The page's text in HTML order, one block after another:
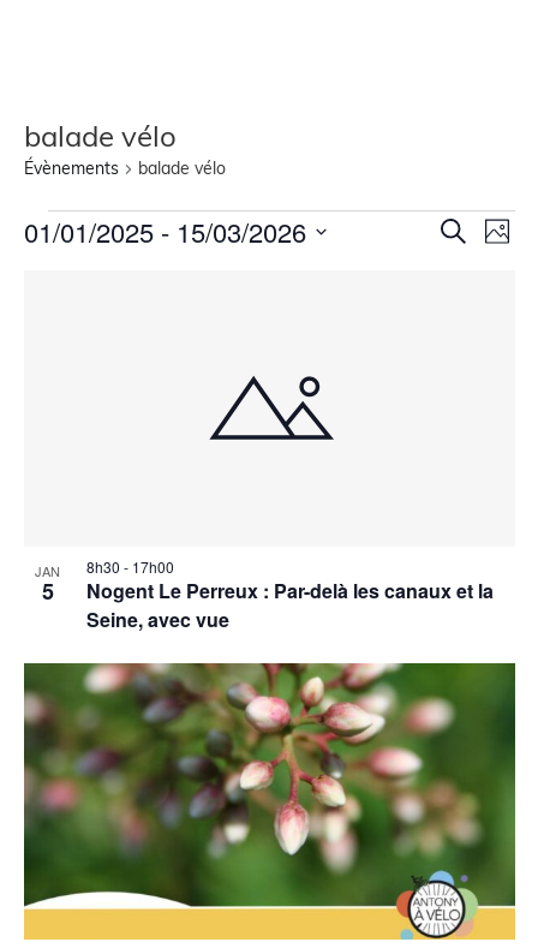
balade vélo
Évènements balade vélo
Recherche
Photo
01/01/2025 - 15/03/2026
JAN
5
Nogent Le Perreux : Par-delà les canaux et la
Seine, avec vue
8h30 - 17h00